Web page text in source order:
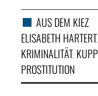
AUS DEM KIEZ
ELISABETH HARTERT,
KRIMINALITÄT,
PROSTITUTION